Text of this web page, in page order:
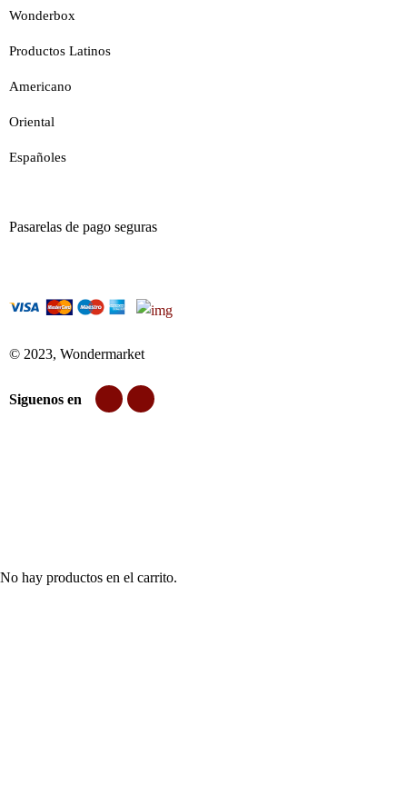
Wonderbox
Productos Latinos
Americano
Oriental
Españoles
Pasarelas de pago seguras
© 2023, Wondermarket
Siguenos en
No hay productos en el carrito.